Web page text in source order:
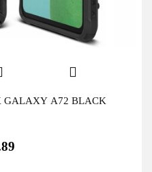
GALAXY A72 BLACK